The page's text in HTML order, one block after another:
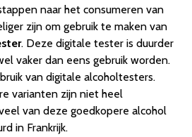
naar het consumeren van
zijn om gebruik te maken van
. Deze digitale tester is duurder
vaker dan eens gebruik worden.
van digitale alcoholtesters.
varianten zijn niet heel
van deze goedkopere alcohol
in Frankrijk.